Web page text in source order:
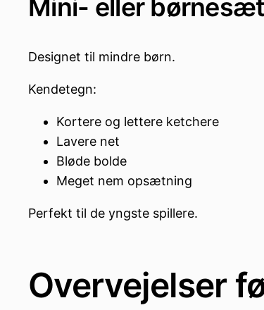
Mini- eller børnesæt
Designet til mindre børn.
Kendetegn:
Kortere og lettere ketchere
Lavere net
Bløde bolde
Meget nem opsætning
Perfekt til de yngste spillere.
Overvejelser